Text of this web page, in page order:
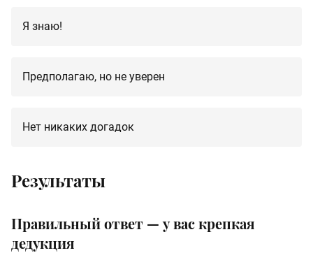
Я знаю!
Предполагаю, но не уверен
Нет никаких догадок
Результаты
Правильный ответ — у вас крепкая
дедукция